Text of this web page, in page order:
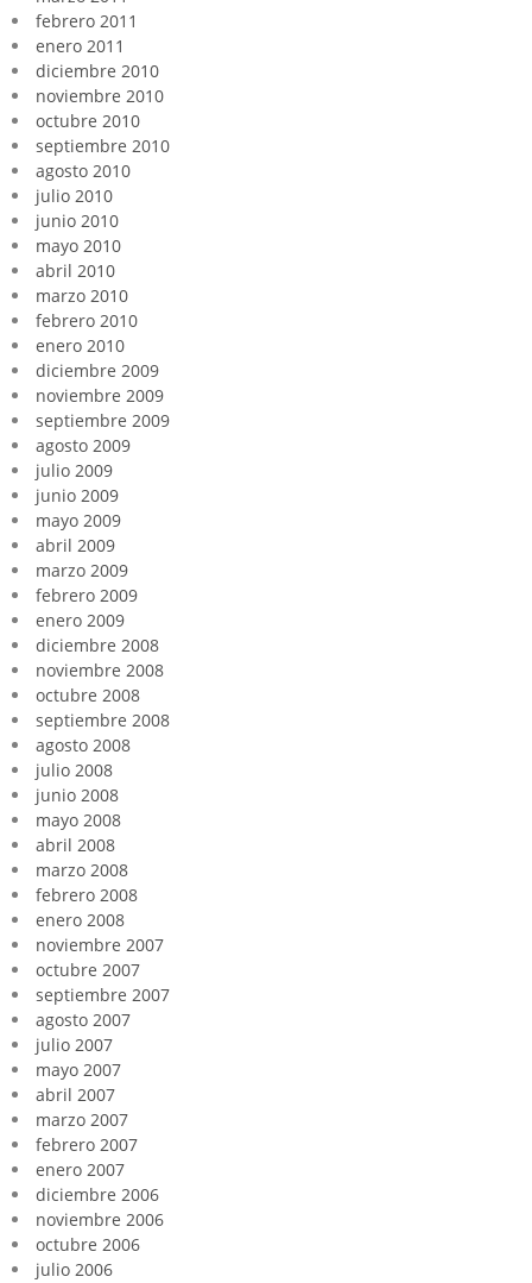
febrero 2011
enero 2011
diciembre 2010
noviembre 2010
octubre 2010
septiembre 2010
agosto 2010
julio 2010
junio 2010
mayo 2010
abril 2010
marzo 2010
febrero 2010
enero 2010
diciembre 2009
noviembre 2009
septiembre 2009
agosto 2009
julio 2009
junio 2009
mayo 2009
abril 2009
marzo 2009
febrero 2009
enero 2009
diciembre 2008
noviembre 2008
octubre 2008
septiembre 2008
agosto 2008
julio 2008
junio 2008
mayo 2008
abril 2008
marzo 2008
febrero 2008
enero 2008
noviembre 2007
octubre 2007
septiembre 2007
agosto 2007
julio 2007
mayo 2007
abril 2007
marzo 2007
febrero 2007
enero 2007
diciembre 2006
noviembre 2006
octubre 2006
julio 2006